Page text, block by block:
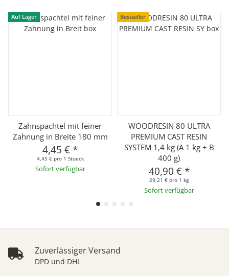
Auf Lager
Zahnspachtel mit feiner
Zahnung in Breite 180 mm
4,45 € *
4,45 € pro 1 Stueck
Sofort verfügbar
Bestseller
WOODRESIN 80 ULTRA
PREMIUM CAST RESIN
SYSTEM 1,4 kg (A 1 kg + B
400 g)
40,90 € *
29,21 € pro 1 kg
Sofort verfügbar
Zuverlässiger Versand
DPD und DHL